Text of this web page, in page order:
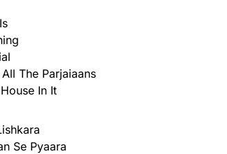
The Parjaiaans
In It
Se Pyaara